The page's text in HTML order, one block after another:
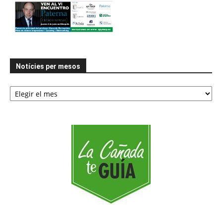
Notícies per mesos
Notícies
per